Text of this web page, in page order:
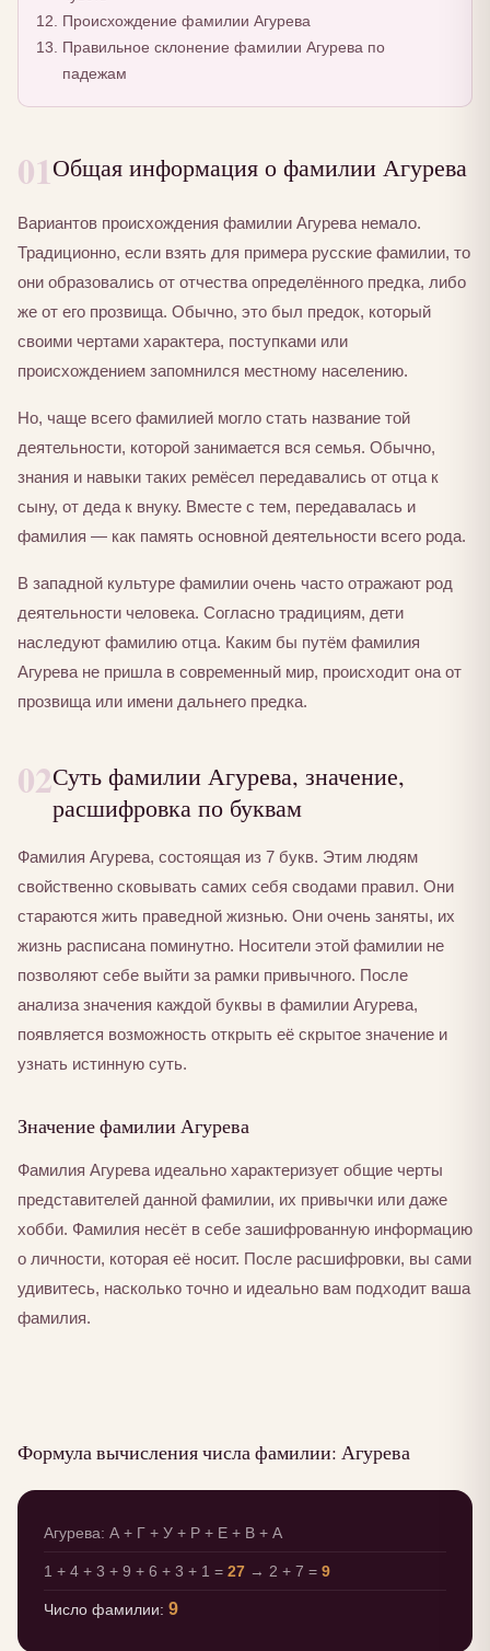
Происхождение фамилии Агурева
Правильное склонение фамилии Агурева по
падежам
01Общая информация о фамилии Агурева
Вариантов происхождения фамилии Агурева немало.
Традиционно, если взять для примера русские фамилии, то
они образовались от отчества определённого предка, либо
же от его прозвища. Обычно, это был предок, который
своими чертами характера, поступками или
происхождением запомнился местному населению.
Но, чаще всего фамилией могло стать название той
деятельности, которой занимается вся семья. Обычно,
знания и навыки таких ремёсел передавались от отца к
сыну, от деда к внуку. Вместе с тем, передавалась и
фамилия — как память основной деятельности всего рода.
В западной культуре фамилии очень часто отражают род
деятельности человека. Согласно традициям, дети
наследуют фамилию отца. Каким бы путём фамилия
Агурева не пришла в современный мир, происходит она от
прозвища или имени дальнего предка.
02Суть фамилии Агурева, значение,
расшифровка по буквам
Фамилия Агурева, состоящая из 7 букв. Этим людям
свойственно сковывать самих себя сводами правил. Они
стараются жить праведной жизнью. Они очень заняты, их
жизнь расписана поминутно. Носители этой фамилии не
позволяют себе выйти за рамки привычного. После
анализа значения каждой буквы в фамилии Агурева,
появляется возможность открыть её скрытое значение и
узнать истинную суть.
Значение фамилии Агурева
Фамилия Агурева идеально характеризует общие черты
представителей данной фамилии, их привычки или даже
хобби. Фамилия несёт в себе зашифрованную информацию
о личности, которая её носит. После расшифровки, вы сами
удивитесь, насколько точно и идеально вам подходит ваша
фамилия.
Формула вычисления числа фамилии: Агурева
Агурева: А + Г + У + Р + Е + В + А
1 + 4 + 3 + 9 + 6 + 3 + 1 = 27 → 2 + 7 = 9
Число фамилии: 9